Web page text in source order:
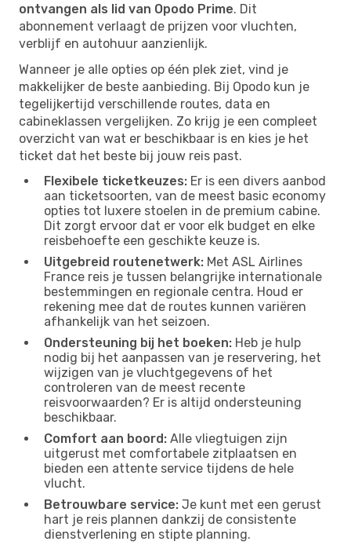
ontvangen als lid van Opodo Prime. Dit
abonnement verlaagt de prijzen voor vluchten,
verblijf en autohuur aanzienlijk.
Wanneer je alle opties op één plek ziet, vind je
makkelijker de beste aanbieding. Bij Opodo kun je
tegelijkertijd verschillende routes, data en
cabineklassen vergelijken. Zo krijg je een compleet
overzicht van wat er beschikbaar is en kies je het
ticket dat het beste bij jouw reis past.
Flexibele ticketkeuzes: Er is een divers aanbod
aan ticketsoorten, van de meest basic economy
opties tot luxere stoelen in de premium cabine.
Dit zorgt ervoor dat er voor elk budget en elke
reisbehoefte een geschikte keuze is.
Uitgebreid routenetwerk: Met ASL Airlines
France reis je tussen belangrijke internationale
bestemmingen en regionale centra. Houd er
rekening mee dat de routes kunnen variëren
afhankelijk van het seizoen.
Ondersteuning bij het boeken: Heb je hulp
nodig bij het aanpassen van je reservering, het
wijzigen van je vluchtgegevens of het
controleren van de meest recente
reisvoorwaarden? Er is altijd ondersteuning
beschikbaar.
Comfort aan boord: Alle vliegtuigen zijn
uitgerust met comfortabele zitplaatsen en
bieden een attente service tijdens de hele
vlucht.
Betrouwbare service: Je kunt met een gerust
hart je reis plannen dankzij de consistente
dienstverlening en stipte planning.